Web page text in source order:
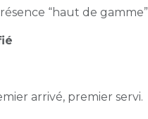
“haut de gamme”
arrivé, premier servi.